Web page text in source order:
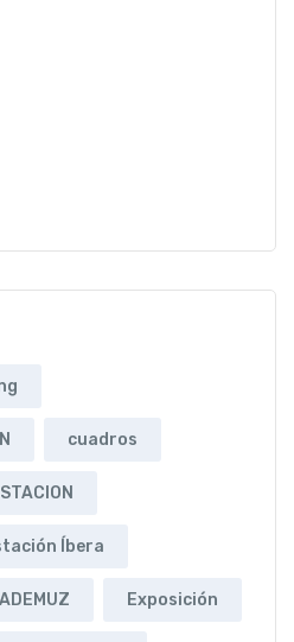
cuadros
Íbera
Exposición